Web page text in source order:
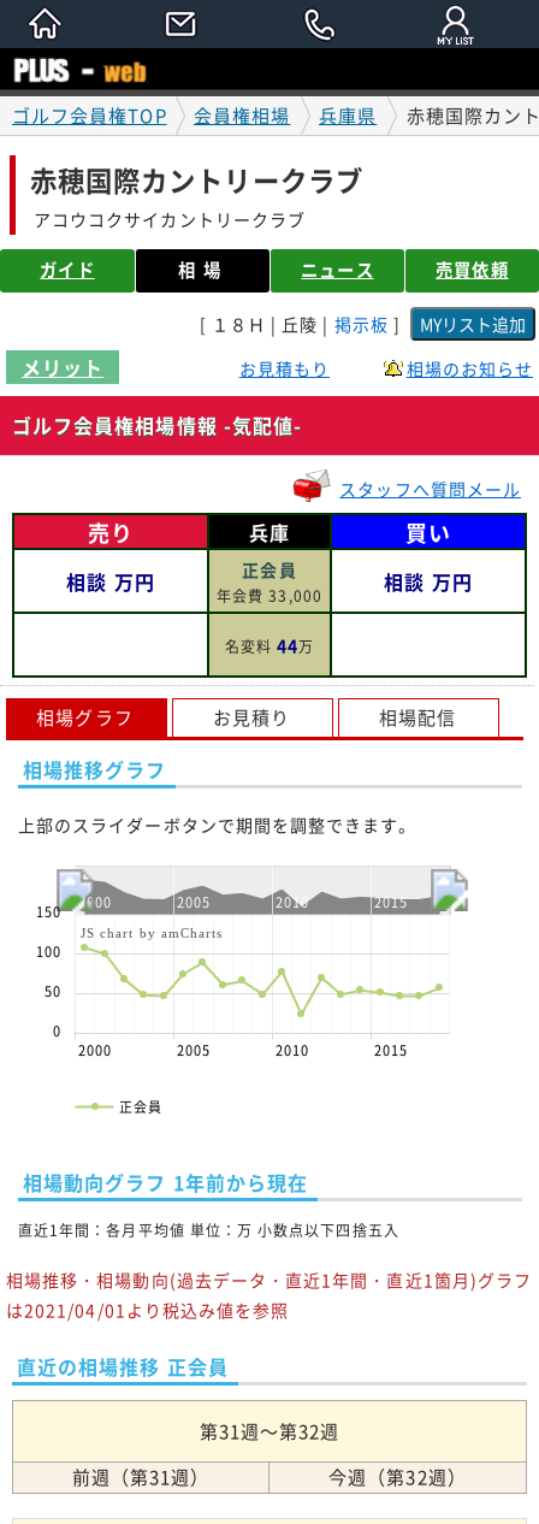
ゴルフ会員権TOP 会員権相場 兵庫県 赤穂国際カン
赤穂国際カントリークラブ
アコウコクサイカントリークラブ
ガイド 相場 ニュース 売買依頼
[ １８Ｈ | 丘陵 | 掲示板 ]
メリット お見積もり 相場のお知らせ
ゴルフ会員権相場情報 -気配値-
スタッフへ質問メール
売り
相談 万円
兵庫
正会員
年会費 33,000
名変料44万
買い
相談 万円
相場グラフ お見積り 相場配信
相場推移グラフ
上部のスライダーボタンで期間を調整できます。
2000 2005 2010 2015
2000 2005 2010 2015
0
50
100
150
JS chart by amCharts
正会員
相場動向グラフ 1年前から現在
直近1年間：各月平均値 単位：万 小数点以下四捨五入
相場推移・相場動向(過去データ・直近1年間・直近1箇月)グラフ
は2021/04/01より税込み値を参照
直近の相場推移 正会員
第31週～第32週
前週（第31週）
今週（第32週）